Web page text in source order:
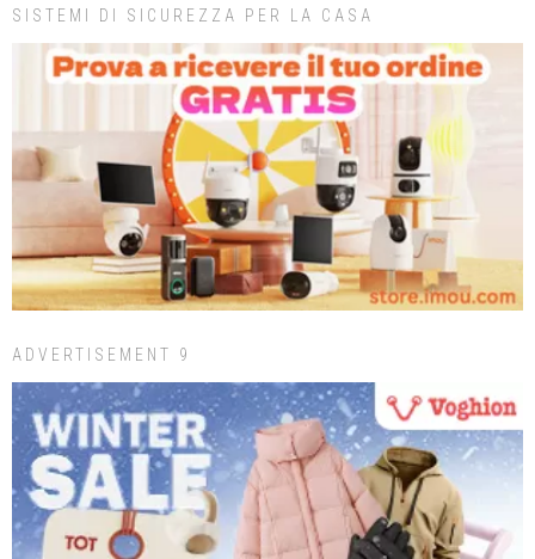
SISTEMI DI SICUREZZA PER LA CASA
ADVERTISEMENT 9